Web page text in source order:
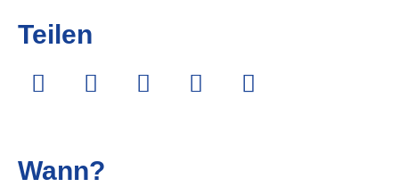
Teilen
Wann?